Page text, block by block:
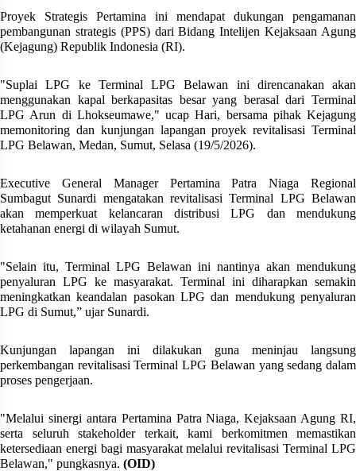
Proyek Strategis Pertamina ini mendapat dukungan pengamanan
pembangunan strategis (PPS) dari Bidang Intelijen Kejaksaan Agung
(Kejagung) Republik Indonesia (RI).
"Suplai LPG ke Terminal LPG Belawan ini direncanakan akan
menggunakan kapal berkapasitas besar yang berasal dari Terminal
LPG Arun di Lhokseumawe," ucap Hari, bersama pihak Kejagung
memonitoring dan kunjungan lapangan proyek revitalisasi Terminal
LPG Belawan, Medan, Sumut, Selasa (19/5/2026).
Executive General Manager Pertamina Patra Niaga Regional
Sumbagut Sunardi mengatakan revitalisasi Terminal LPG Belawan
akan memperkuat kelancaran distribusi LPG dan mendukung
ketahanan energi di wilayah Sumut.
"Selain itu, Terminal LPG Belawan ini nantinya akan mendukung
penyaluran LPG ke masyarakat. Terminal ini diharapkan semakin
meningkatkan keandalan pasokan LPG dan mendukung penyaluran
LPG di Sumut,” ujar Sunardi.
Kunjungan lapangan ini dilakukan guna meninjau langsung
perkembangan revitalisasi Terminal LPG Belawan yang sedang dalam
proses pengerjaan.
"Melalui sinergi antara Pertamina Patra Niaga, Kejaksaan Agung RI,
serta seluruh stakeholder terkait, kami berkomitmen memastikan
ketersediaan energi bagi masyarakat melalui revitalisasi Terminal LPG
Belawan," pungkasnya. (OID)